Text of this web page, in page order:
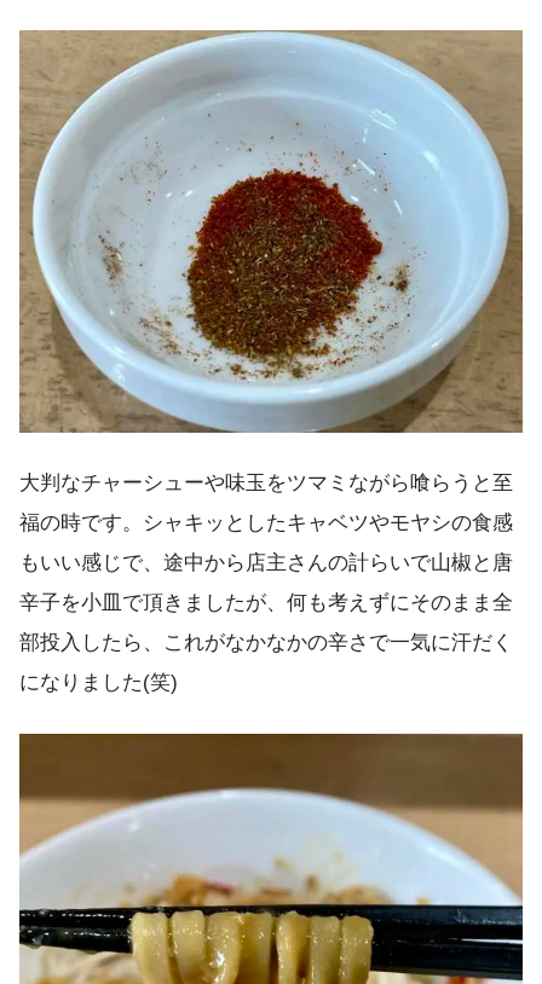
大判なチャーシューや味玉をツマミながら喰らうと至
福の時です。シャキッとしたキャベツやモヤシの食感
もいい感じで、途中から店主さんの計らいで山椒と唐
辛子を小皿で頂きましたが、何も考えずにそのまま全
部投入したら、これがなかなかの辛さで一気に汗だく
になりました(笑)